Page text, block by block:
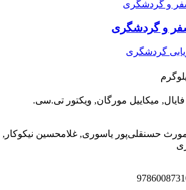
سفر و گردشگری
گردشگری
فایال, میکاییل مورگان, ویکتور تی.سی.
حسنقلی‌پور یاسوری, غلامحسین